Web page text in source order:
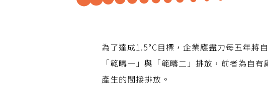
為了達成1.5°C目標，企業應盡力每五年將
「範疇一」與「範疇二」排放，前者為自
產生的間接排放。